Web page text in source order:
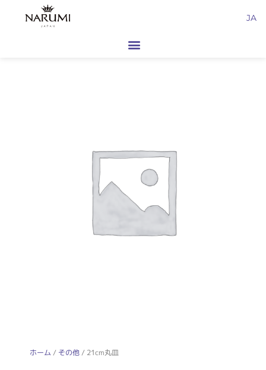
JA
ホーム / その他/ 21cm丸皿